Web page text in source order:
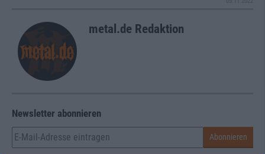
metal.de Redaktion
Newsletter abonnieren